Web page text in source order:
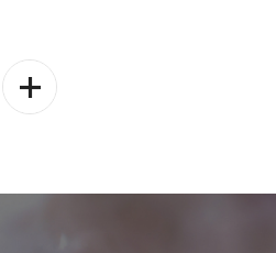
의 교류 시간을 마련하고자 합니다.
유로운 주제로 교류 활동할
유닛 부여(학과행사: 1Unit 예정) ※
학
과